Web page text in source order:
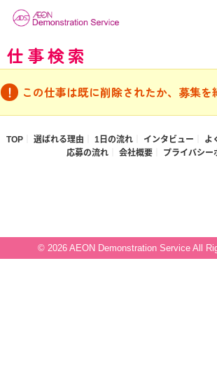
仕事検索
この仕事は既に削除されたか、募集を
TOP 選ばれる理由 1日の流れ インタビュー よ
応募の流れ
会社概要 プライバシー
© 2026 AEON Demonstration Service All